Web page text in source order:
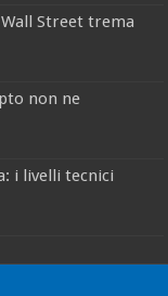
Street trema
non ne
i livelli tecnici